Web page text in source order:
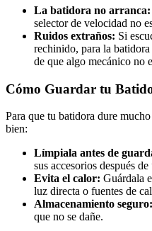
La batidora no arranca:
selector de velocidad no
Ruidos extraños: Si
rechinido, para la
de que algo mecánico no
Cómo Guardar tu
Para que tu batidora dure
bien:
Límpiala antes de
sus accesorios después de
Evita el calor: Guárdala
luz directa o fuentes de
Almacenamiento seguro:
que no se dañe.